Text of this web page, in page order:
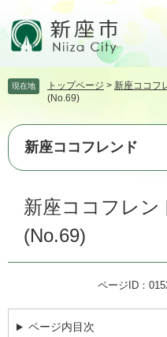
頭
す。
飛
て
本
現在地 トップページ > 新座ココフ
(No.69)
新座ココフレンド
新座ココフレン
(No.69)
ページID：
ページ内目次